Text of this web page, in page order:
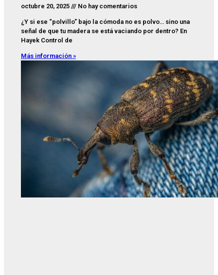
octubre 20, 2025 No hay comentarios
¿Y si ese “polvillo” bajo la cómoda no es polvo… sino una
señal de que tu madera se está vaciando por dentro? En
Hayek Control de
Más información »